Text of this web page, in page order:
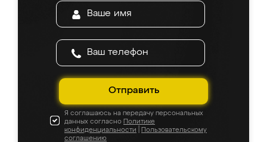
Отправить
Я соглашаюсь на передачу персональных
данных согласно Политике
конфиденциальности
Пользовательскому
соглашению